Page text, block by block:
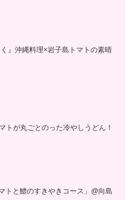
』沖縄料理×岩子島トマトの素晴
トが丸ごとのった冷やしうどん！
トと鱧のすきやきコース」@向島